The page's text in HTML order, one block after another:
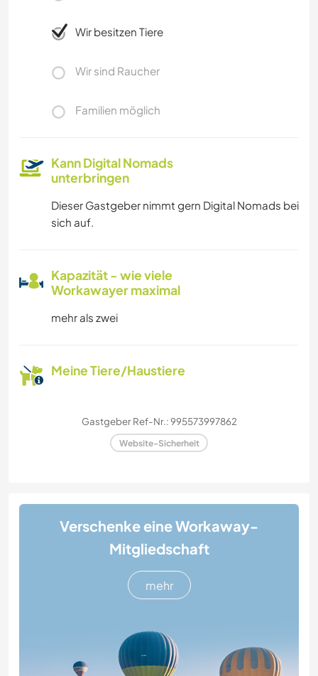
Wir besitzen Tiere
Wir sind Raucher
Familien möglich
Kann Digital Nomads
unterbringen
Dieser Gastgeber nimmt gern Digital Nomads bei
sich auf.
Kapazität - wie viele
Workawayer maximal
mehr als zwei
Meine Tiere/Haustiere
Gastgeber Ref-Nr.: 995573997862
Website-Sicherheit
Verschenke eine Workaway-
Mitgliedschaft
mehr